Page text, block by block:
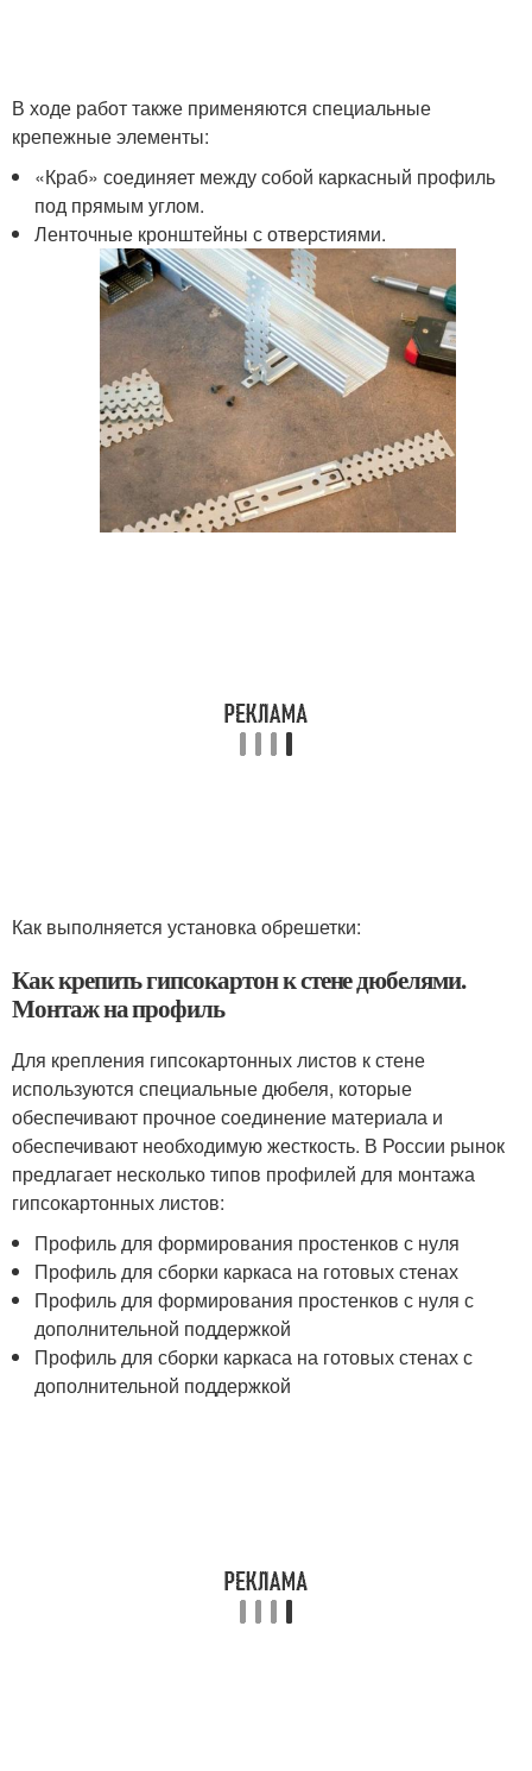
В ходе работ также применяются специальные
крепежные элементы:
«Краб» соединяет между собой каркасный профиль
под прямым углом.
Ленточные кронштейны с отверстиями.
Как выполняется установка обрешетки:
Как крепить гипсокартон к стене дюбелями.
Монтаж на профиль
Для крепления гипсокартонных листов к стене
используются специальные дюбеля, которые
обеспечивают прочное соединение материала и
обеспечивают необходимую жесткость. В России рынок
предлагает несколько типов профилей для монтажа
гипсокартонных листов:
Профиль для формирования простенков с нуля
Профиль для сборки каркаса на готовых стенах
Профиль для формирования простенков с нуля с
дополнительной поддержкой
Профиль для сборки каркаса на готовых стенах с
дополнительной поддержкой